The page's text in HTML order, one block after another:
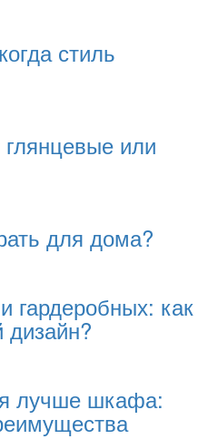
стиль
или
для дома?
как
лучше шкафа: